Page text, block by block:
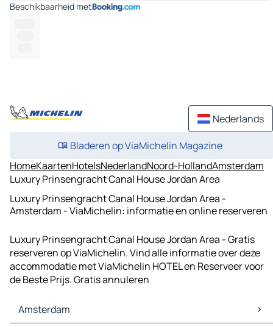
Beschikbaarheid met
Nederlands
Bladeren op ViaMichelin Magazine
HomeKaartenHotelsNederlandNoord-HollandAmsterdam
Luxury Prinsengracht Canal House Jordan Area
Luxury Prinsengracht Canal House Jordan Area -
Amsterdam - ViaMichelin: informatie en online reserveren
Luxury Prinsengracht Canal House Jordan Area - Gratis
reserveren op ViaMichelin. Vind alle informatie over deze
accommodatie met ViaMichelin HOTEL en Reserveer voor
de Beste Prijs. Gratis annuleren
Amsterdam